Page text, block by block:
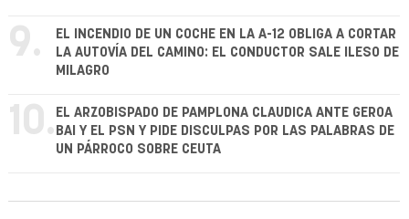
9.
EL INCENDIO DE UN COCHE EN LA A-12 OBLIGA A CORTAR
LA AUTOVÍA DEL CAMINO: EL CONDUCTOR SALE ILESO DE
MILAGRO
10. EL ARZOBISPADO DE PAMPLONA CLAUDICA ANTE GEROA
BAI Y EL PSN Y PIDE DISCULPAS POR LAS PALABRAS DE
UN PÁRROCO SOBRE CEUTA